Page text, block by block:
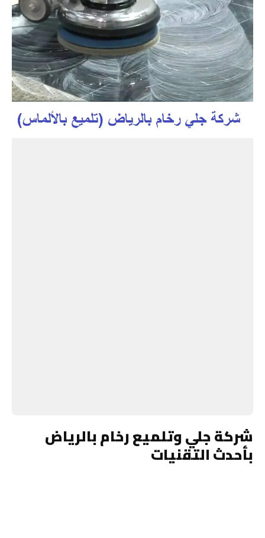
شركة جلي وتلميع رخام بالرياض
بأحدث التقنيات